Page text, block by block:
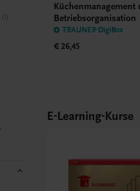
1
Küchenmanagement
Betriebsorganisation
TRAUNER-DigiBox
€ 26,45
E-Learning-Kurse